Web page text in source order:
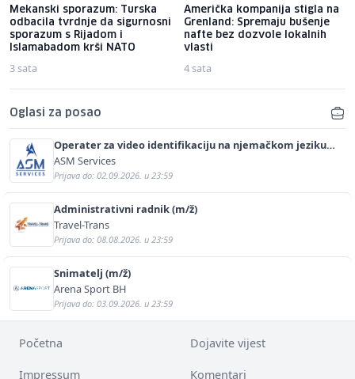
Mekanski sporazum: Turska
odbacila tvrdnje da sigurnosni
sporazum s Rijadom i
Islamabadom krši NATO
3 sata
Američka kompanija stigla na
Grenland: Spremaju bušenje
nafte bez dozvole lokalnih
vlasti
4 sata
Oglasi za posao
Operater za video identifikaciju na njemačkom jeziku
(m/ž)
ASM Services
Prijava do: 02.09.2026. u 23:59
Administrativni radnik (m/ž)
Travel-Trans
Prijava do: 08.08.2026. u 23:59
Snimatelj (m/ž)
Arena Sport BH
Prijava do: 03.09.2026. u 23:59
Početna Dojavite vijest
Impressum Komentari